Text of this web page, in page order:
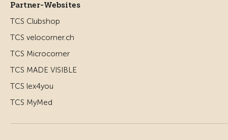
Partner-Websites
TCS Clubshop
TCS velocorner.ch
TCS Microcorner
TCS MADE VISIBLE
TCS lex4you
TCS MyMed